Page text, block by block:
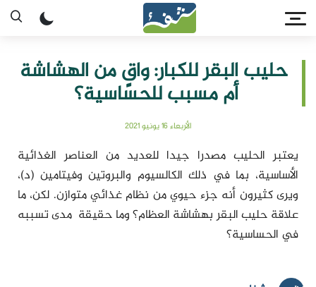
حليب البقر للكبار: واقٍ من الهشاشة
أم مسبب للحساسية؟
الأربعاء 16 يونيو 2021
يعتبر الحليب مصدرا جيدا للعديد من العناصر الغذائية
الأساسية، بما في ذلك الكالسيوم والبروتين وفيتامين (د)،
ويرى كثيرون أنه جزء حيوي من نظام غذائي متوازن. لكن، ما
علاقة حليب البقر بهشاشة العظام؟ وما حقيقة مدى تسببه
في الحساسية؟